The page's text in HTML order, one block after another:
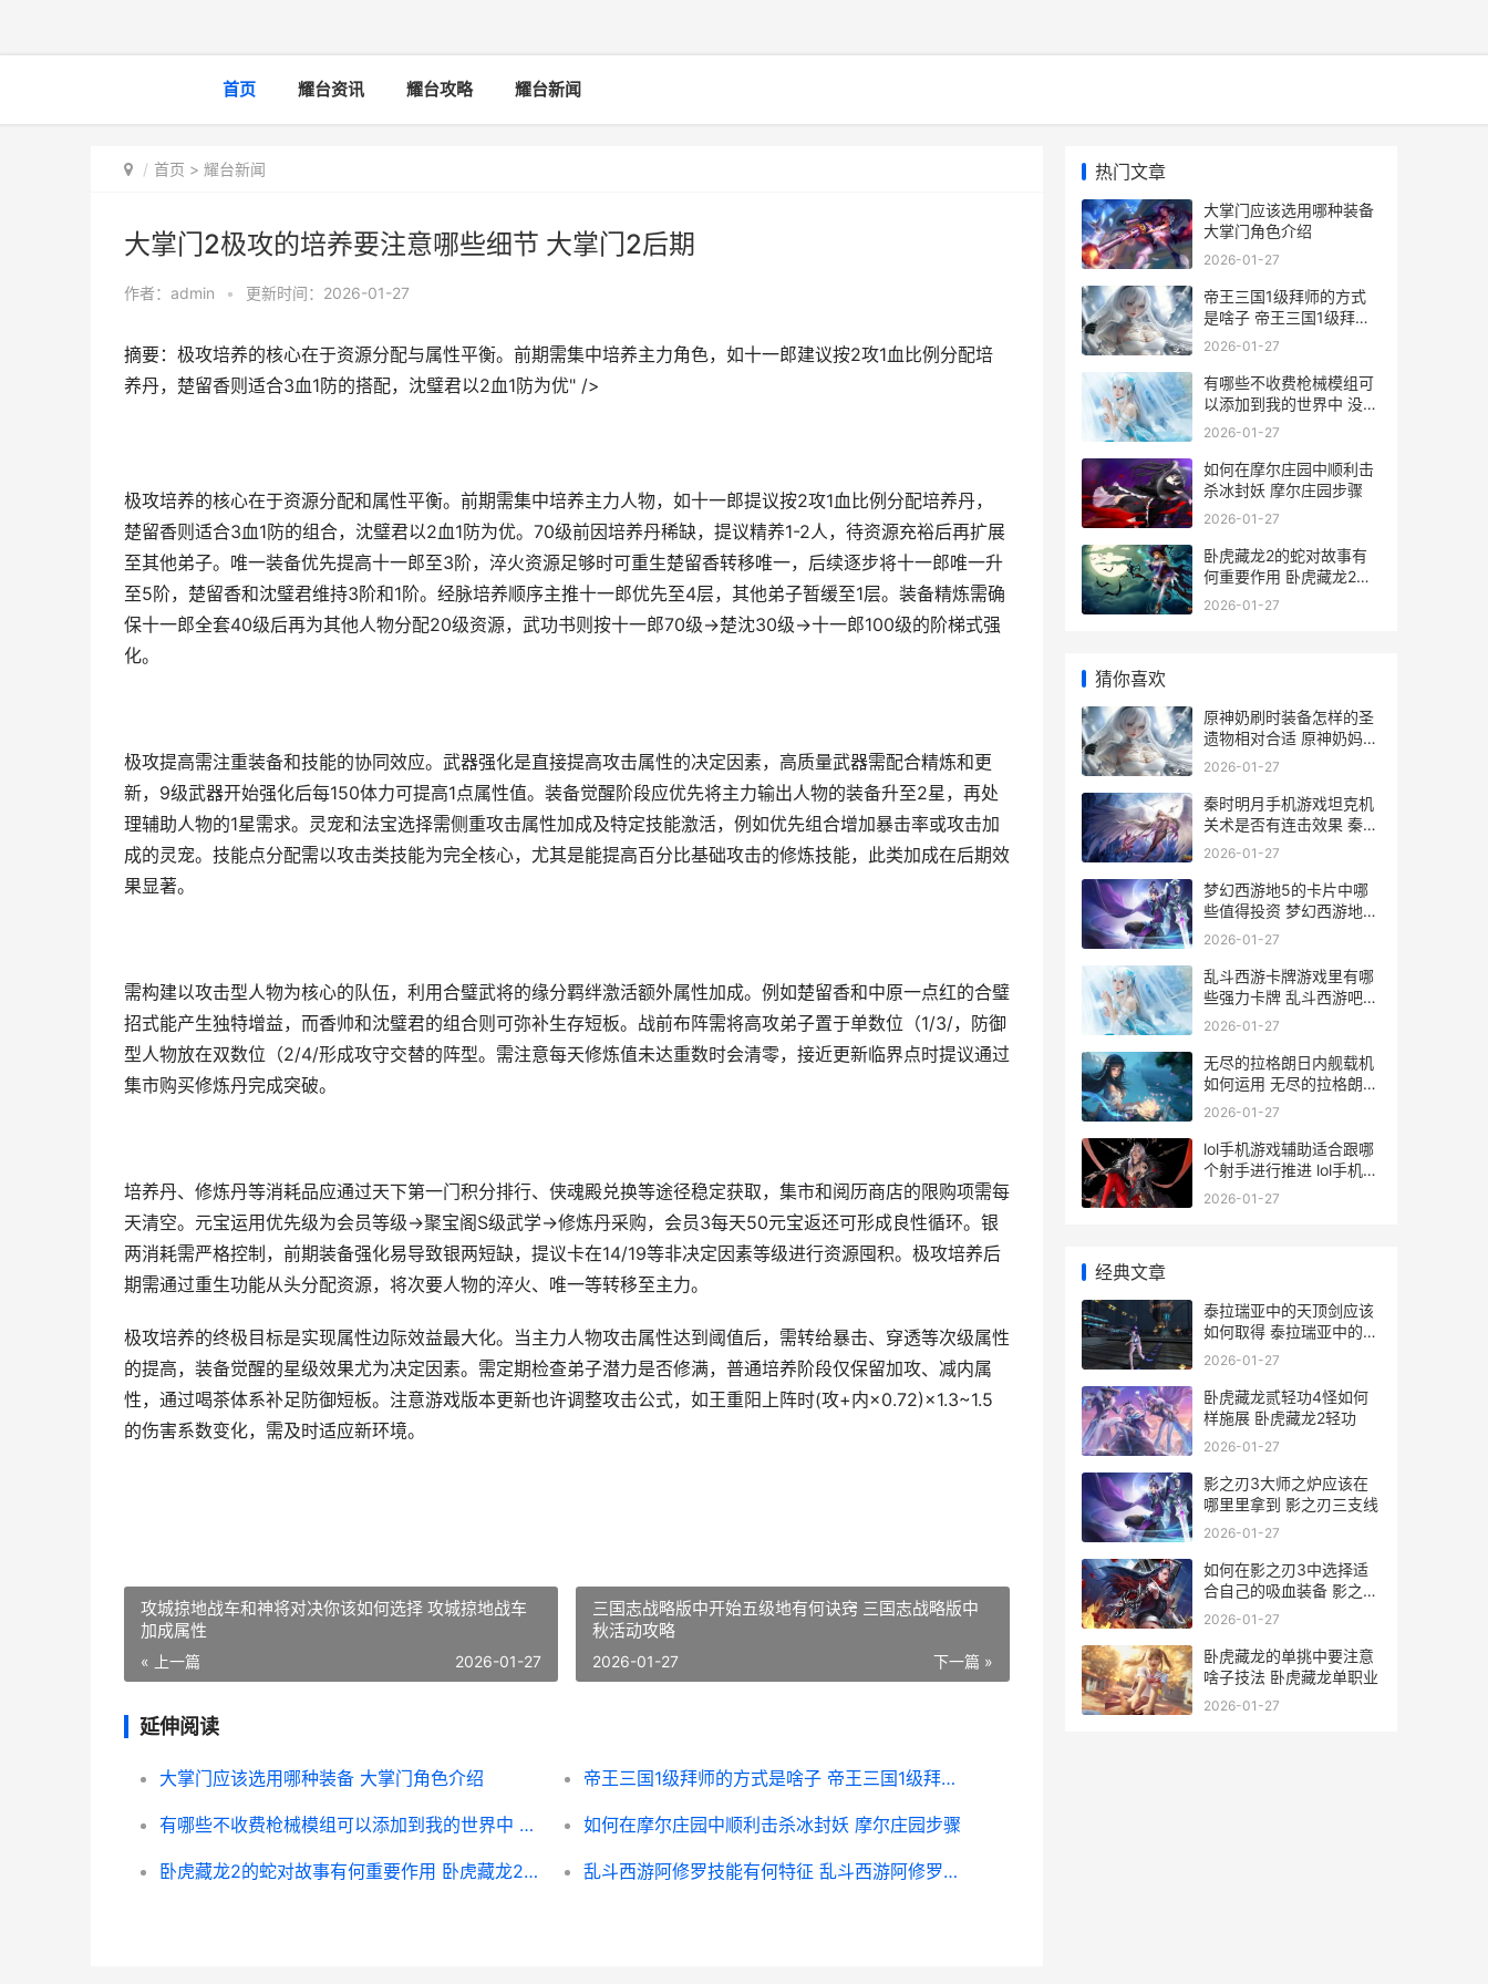
首页 耀台资讯 耀台攻略 耀台新闻
首页 > 耀台新闻
大掌门2极攻的培养要注意哪些细节 大掌门2后期
作者： admin • 更新时间：2026-01-27
摘要：极攻培养的核心在于资源分配与属性平衡。前期需集中培养主力角色，如十一郎建议按2攻1血比例分配培
养丹，楚留香则适合3血1防的搭配，沈璧君以2血1防为优" />
极攻培养的核心在于资源分配和属性平衡。前期需集中培养主力人物，如十一郎提议按2攻1血比例分配培养丹，
楚留香则适合3血1防的组合，沈璧君以2血1防为优。70级前因培养丹稀缺，提议精养1-2人，待资源充裕后再扩展
至其他弟子。唯一装备优先提高十一郎至3阶，淬火资源足够时可重生楚留香转移唯一，后续逐步将十一郎唯一升
至5阶，楚留香和沈璧君维持3阶和1阶。经脉培养顺序主推十一郎优先至4层，其他弟子暂缓至1层。装备精炼需确
保十一郎全套40级后再为其他人物分配20级资源，武功书则按十一郎70级→楚沈30级→十一郎100级的阶梯式强
化。
极攻提高需注重装备和技能的协同效应。武器强化是直接提高攻击属性的决定因素，高质量武器需配合精炼和更
新，9级武器开始强化后每150体力可提高1点属性值。装备觉醒阶段应优先将主力输出人物的装备升至2星，再处
理辅助人物的1星需求。灵宠和法宝选择需侧重攻击属性加成及特定技能激活，例如优先组合增加暴击率或攻击加
成的灵宠。技能点分配需以攻击类技能为完全核心，尤其是能提高百分比基础攻击的修炼技能，此类加成在后期效
果显著。
需构建以攻击型人物为核心的队伍，利用合璧武将的缘分羁绊激活额外属性加成。例如楚留香和中原一点红的合璧
招式能产生独特增益，而香帅和沈璧君的组合则可弥补生存短板。战前布阵需将高攻弟子置于单数位（1/3/，防御
型人物放在双数位（2/4/形成攻守交替的阵型。需注意每天修炼值未达重数时会清零，接近更新临界点时提议通过
集市购买修炼丹完成突破。
培养丹、修炼丹等消耗品应通过天下第一门积分排行、侠魂殿兑换等途径稳定获取，集市和阅历商店的限购项需每
天清空。元宝运用优先级为会员等级→聚宝阁S级武学→修炼丹采购，会员3每天50元宝返还可形成良性循环。银
两消耗需严格控制，前期装备强化易导致银两短缺，提议卡在14/19等非决定因素等级进行资源囤积。极攻培养后
期需通过重生功能从头分配资源，将次要人物的淬火、唯一等转移至主力。
极攻培养的终极目标是实现属性边际效益最大化。当主力人物攻击属性达到阈值后，需转给暴击、穿透等次级属性
的提高，装备觉醒的星级效果尤为决定因素。需定期检查弟子潜力是否修满，普通培养阶段仅保留加攻、减内属
性，通过喝茶体系补足防御短板。注意游戏版本更新也许调整攻击公式，如王重阳上阵时(攻+内×0.72)×1.3~1.5
的伤害系数变化，需及时适应新环境。
攻城掠地战车和神将对决你该如何选择 攻城掠地战车
加成属性
« 上一篇 2026-01-27
三国志战略版中开始五级地有何诀窍 三国志战略版中
秋活动攻略
下一篇 »
2026-01-27
延伸阅读
大掌门应该选用哪种装备 大掌门角色介绍 帝王三国1级拜师的方式是啥子 帝王三国1级拜师怎么玩
有哪些不收费枪械模组可以添加到我的世界中 没有不收费的吗 如何在摩尔庄园中顺利击杀冰封妖 摩尔庄园步骤
卧虎藏龙2的蛇对故事有何重要作用 卧虎藏龙2演员 乱斗西游阿修罗技能有何特征 乱斗西游阿修罗阵容
热门文章
大掌门应该选用哪种装备
大掌门角色介绍
2026-01-27
帝王三国1级拜师的方式
是啥子 帝王三国1级拜师
怎么玩
2026-01-27
有哪些不收费枪械模组可
以添加到我的世界中 没有
不收费的吗
2026-01-27
如何在摩尔庄园中顺利击
杀冰封妖 摩尔庄园步骤
2026-01-27
卧虎藏龙2的蛇对故事有
何重要作用 卧虎藏龙2演
员
2026-01-27
猜你喜欢
原神奶刷时装备怎样的圣
遗物相对合适 原神奶妈套
装
2026-01-27
秦时明月手机游戏坦克机
关术是否有连击效果 秦时
明月手游 下载
2026-01-27
梦幻西游地5的卡片中哪
些值得投资 梦幻西游地5
剧情攻略
2026-01-27
乱斗西游卡牌游戏里有哪
些强力卡牌 乱斗西游吧
百度贴吧
2026-01-27
无尽的拉格朗日内舰载机
如何运用 无尽的拉格朗日
wiki
2026-01-27
lol手机游戏辅助适合跟哪
个射手进行推进 lol手机辅
助软件
2026-01-27
经典文章
泰拉瑞亚中的天顶剑应该
如何取得 泰拉瑞亚中的天
顶剑怎么获得
2026-01-27
卧虎藏龙贰轻功4怪如何
样施展 卧虎藏龙2轻功
2026-01-27
影之刃3大师之炉应该在
哪里里拿到 影之刃三支线
2026-01-27
如何在影之刃3中选择适
合自己的吸血装备 影之刃
3如何玩
2026-01-27
卧虎藏龙的单挑中要注意
啥子技法 卧虎藏龙单职业
2026-01-27